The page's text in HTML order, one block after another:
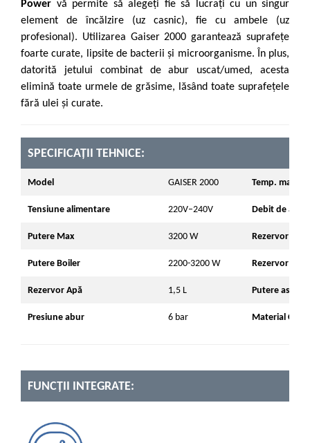
Power vă permite să alegeți fie să lucrați cu un singur
element de încălzire (uz casnic), fie cu ambele (uz
profesional). Utilizarea Gaiser 2000 garantează suprafețe
foarte curate, lipsite de bacterii și microorganisme. În plus,
datorită jetului combinat de abur uscat/umed, acesta
elimină toate urmele de grăsime, lăsând toate suprafețele
fără ulei și curate.
SPECIFICAȚII TEHNICE:
Model GAISER 2000 Temp. maxima
Tensiune alimentare 220V–240V Debit de abur
Putere Max 3200 W Rezervor
Putere Boiler 2200-3200 W Rezervor
Rezervor Apă 1,5 L Putere
Presiune abur 6 bar Material
FUNCȚII INTEGRATE: